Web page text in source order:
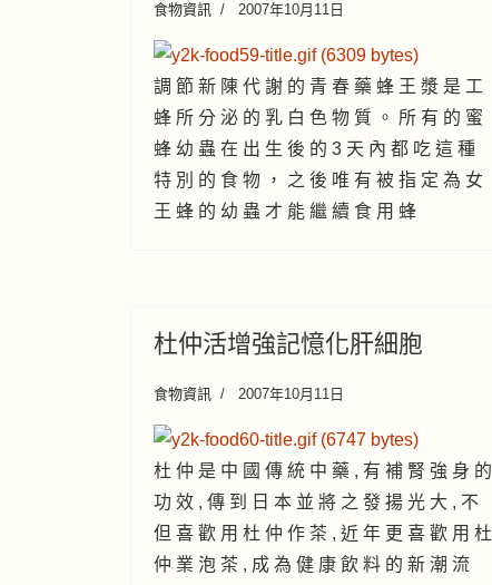
食物資訊 2007年10月11日
調 節 新 陳 代 謝 的 青 春 藥 蜂 王 漿 是 工
蜂 所 分 泌 的 乳 白 色 物 質 。 所 有 的 蜜
蜂 幼 蟲 在 出 生 後 的 3 天 內 都 吃 這 種
特 別 的 食 物 ， 之 後 唯 有 被 指 定 為 女
王 蜂 的 幼 蟲 才 能 繼 續 食 用 蜂
杜仲活增強記憶化肝細胞
食物資訊 2007年10月11日
杜 仲 是 中 國 傳 統 中 藥 , 有 補 腎 強 身 的
功 效 , 傳 到 日 本 並 將 之 發 揚 光 大 , 不
但 喜 歡 用 杜 仲 作 茶 , 近 年 更 喜 歡 用 杜
仲 業 泡 茶 , 成 為 健 康 飲 料 的 新 潮 流